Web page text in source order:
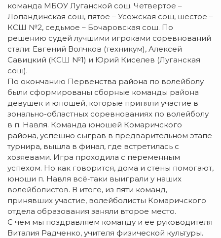
команда МБОУ Луганской сош. Четвертое –
Лопандинская сош, пятое – Усожская сош, шестое –
КСШ №2, седьмое – Бочаровская сош. По
решению судей лучшими игроками соревнований
стали: Евгений Волчков (техникум), Алексей
Савицкий (КСШ №1) и Юрий Киселев (Луганская
сош).
По окончанию Первенства района по волейболу
были сформированы сборные команды района
девушек и юношей, которые приняли участие в
зонально-областных соревнованиях по волейболу
в п. Навля. Команда юношей Комаричского
района, успешно сыграв в предварительном этапе
турнира, вышла в финал, где встретилась с
хозяевами. Игра проходила с переменным
успехом. Но как говорится, дома и стены помогают,
юноши п. Навля всё-таки выиграли у наших
волейболистов. В итоге, из пяти команд,
принявших участие, волейболисты Комаричского
отдела образования заняли второе место.
С чем мы поздравляем команду и ее руководителя
Виталия Радченко, учителя физической культуры.